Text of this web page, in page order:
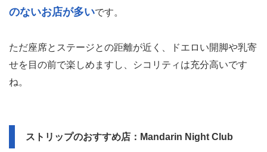
のないお店が多いです。
ただ座席とステージとの距離が近く、ドエロい開脚や乳寄
せを目の前で楽しめますし、シコリティは充分高いです
ね。
ストリップのおすすめ店：Mandarin Night Club